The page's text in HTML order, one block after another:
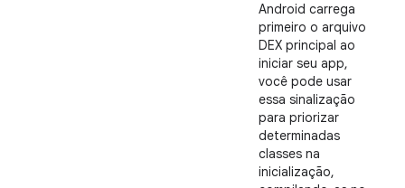
Android carrega
primeiro o arquivo
DEX principal ao
iniciar seu app,
você pode usar
essa sinalização
para priorizar
determinadas
classes na
inicialização,